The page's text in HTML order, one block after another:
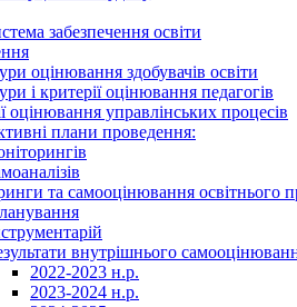
забезпечення освіти
оцінювання здобувачів освіти
і критерії оцінювання педагогів
оцінювання управлінських процесів
плани проведення:
та самооцінювання освітнього
внутрішнього
2022-2023 н.р.
2023-2024 н.р.